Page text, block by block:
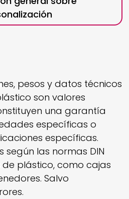
pesos y datos técnicos
son valores
una garantía
específicas o
específicas.
según las normas DIN
plástico, como cajas
Salvo